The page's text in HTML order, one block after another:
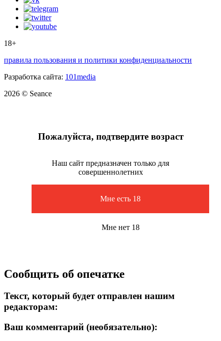
18+
правила пользования и политики конфиденциальности
Разработка сайта: 101media
2026 © Seance
Пожалуйста, подтвердите возраст
Наш сайт предназначен только для
совершеннолетних
Мне есть 18
Мне нет 18
Сообщить об опечатке
Текст, который будет отправлен нашим
редакторам:
Ваш комментарий (необязательно):